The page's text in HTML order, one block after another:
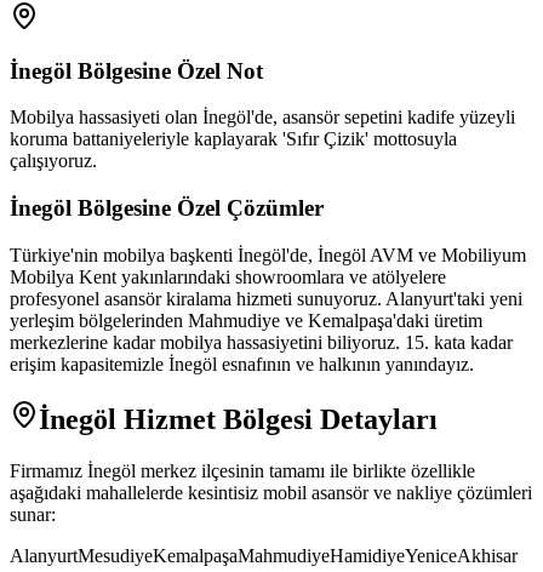
İnegöl Bölgesine Özel Not
Mobilya hassasiyeti olan İnegöl'de, asansör sepetini kadife yüzeyli
koruma battaniyeleriyle kaplayarak 'Sıfır Çizik' mottosuyla
çalışıyoruz.
İnegöl Bölgesine Özel Çözümler
Türkiye'nin mobilya başkenti İnegöl'de, İnegöl AVM ve Mobiliyum
Mobilya Kent yakınlarındaki showroomlara ve atölyelere
profesyonel asansör kiralama hizmeti sunuyoruz. Alanyurt'taki yeni
yerleşim bölgelerinden Mahmudiye ve Kemalpaşa'daki üretim
merkezlerine kadar mobilya hassasiyetini biliyoruz. 15. kata kadar
erişim kapasitemizle İnegöl esnafının ve halkının yanındayız.
İnegöl Hizmet Bölgesi Detayları
Firmamız İnegöl merkez ilçesinin tamamı ile birlikte özellikle
aşağıdaki mahallelerde kesintisiz mobil asansör ve nakliye çözümleri
sunar:
AlanyurtMesudiyeKemalpaşaMahmudiyeHamidiyeYeniceAkhisar